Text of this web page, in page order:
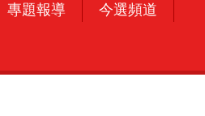
專題報導 今選頻道